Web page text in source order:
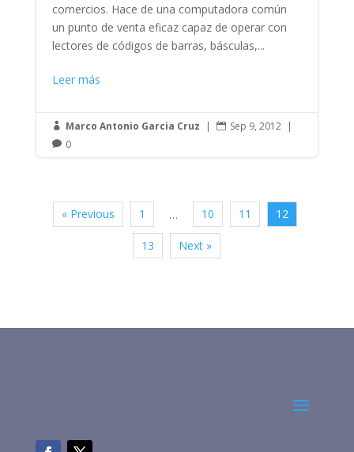
comercios. Hace de una computadora común
un punto de venta eficaz capaz de operar con
lectores de códigos de barras, básculas,...
Leer más
 Marco Antonio Garcia Cruz |  Sep 9, 2012 |
 0
« Previous 1 … 10 11 12
13 Next »